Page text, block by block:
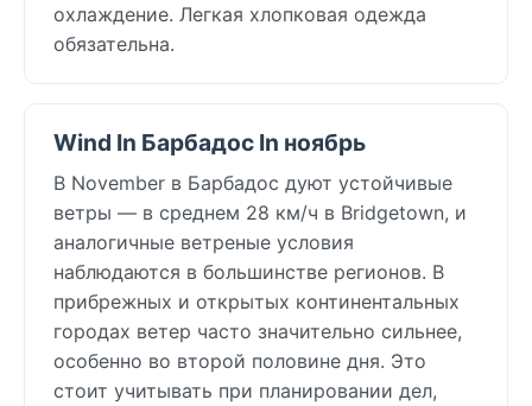
охлаждение. Легкая хлопковая одежда
обязательна.
Wind In Барбадос In ноябрь
В November в Барбадос дуют устойчивые
ветры — в среднем 28 км/ч в Bridgetown, и
аналогичные ветреные условия
наблюдаются в большинстве регионов. В
прибрежных и открытых континентальных
городах ветер часто значительно сильнее,
особенно во второй половине дня. Это
стоит учитывать при планировании дел,